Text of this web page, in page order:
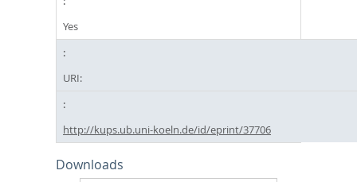
Yes
URI:
http://kups.ub.uni-koeln.de/id/eprint/37706
Downloads